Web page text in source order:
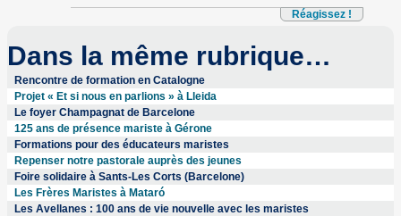
Réagissez !
Dans la même rubrique…
Rencontre de formation en Catalogne
Projet « Et si nous en parlions » à Lleida
Le foyer Champagnat de Barcelone
125 ans de présence mariste à Gérone
Formations pour des éducateurs maristes
Repenser notre pastorale auprès des jeunes
Foire solidaire à Sants-Les Corts (Barcelone)
Les Frères Maristes à Mataró
Les Avellanes : 100 ans de vie nouvelle avec les maristes